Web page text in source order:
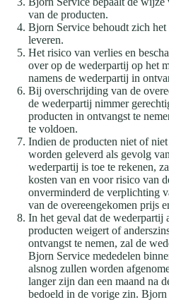
van de producten.
Bjorn Service behoudt zich
leveren.
Het risico van verlies en
over op de wederpartij op het
namens de wederpartij in
Bij overschrijding van de
de wederpartij nimmer
producten in ontvangst te
te voldoen.
Indien de producten niet of
worden geleverd als gevolg
wederpartij is toe te rekenen,
kosten van en voor risico van
onverminderd de verplichting
van de overeengekomen prijs
In het geval dat de wederpartij
producten weigert of
ontvangst te nemen, zal de
Bjorn Service mededelen
alsnog zullen worden
langer zijn dan een maand na
bedoeld in de vorige zin. Bjorn